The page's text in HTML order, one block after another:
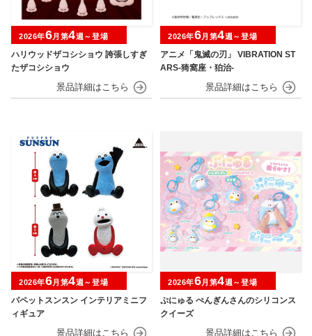
ハリウッドザコシショウ 誇張しすぎ
たザコシショウ
2026年6月第4週～登場
アニメ「鬼滅の刃」 VIBRATION ST
ARS-猗窩座・狛治-
2026年6月第4週～登場
パペットスンスン インテリアミニフ
ィギュア
2026年6月第4週～登場
ぷにゅる ぺんぎんさんのシリコンス
クイーズ
2026年6月第4週～登場